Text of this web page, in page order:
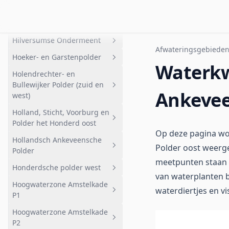
Nabij Faunapassage
Broekerpolder
Heintjesrakpolder
Geheel afwateringsgebied
Hilversumse Meent
Hilversumse Ondermeent
Geheel afwateringsgebied
Hilversumse Ondermeent
Hoeker- en Garstenpolder
Geheel afwateringsgebied
Bemalen gebied
Noord
Oost
Holendrechter- en
Bullewijker Polder (zuid en
west)
Geheel afwateringsgebied
Polder (z en w)
Holland, Sticht, Voorburg en
Polder het Honderd oost
Geheel afwateringsgebied
Hollandsch Ankeveensche
Polder
Geheel afwateringsgebied
Bemalen
noord
Honderdsche polder west
Geheel afwateringsgebied
Hoogwaterzone Amstelkade
P1
Geheel afwateringsgebied
Hoogwaterzone Amstelkade
P2
Afwateringsgebieden
Op deze pagina
Polder oost
meetpunten
van waterplanten
waterdiertjes en